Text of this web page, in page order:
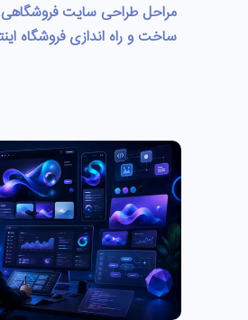
ساخت و راه اندازی فروشگاه